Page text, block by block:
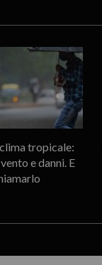
tropicale:
e danni. E